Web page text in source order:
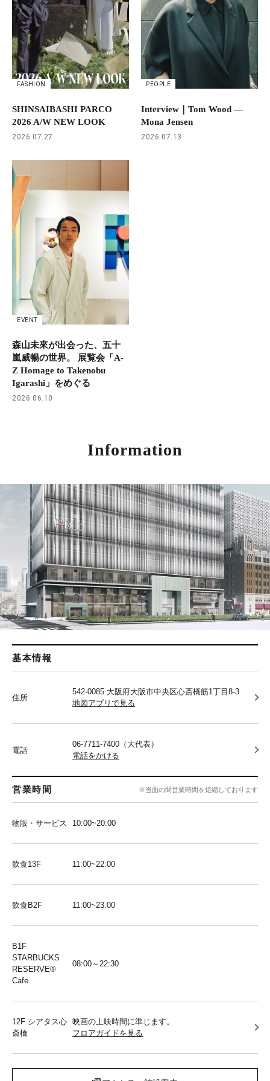
FASHION
SHINSAIBASHI PARCO
2026 A/W NEW LOOK
2026.07.27
PEOPLE
Interview｜Tom Wood —
Mona Jensen
2026.07.13
EVENT
森山未來が出会った、五十
嵐威暢の世界。 展覧会「A-
Z Homage to Takenobu
Igarashi」をめぐる
2026.06.10
Information
基本情報
住所
542-0085 大阪府大阪市中央区心斎橋筋1丁目8-3
地図アプリで見る
電話
06-7711-7400（大代表）
電話をかける
営業時間 ※当面の間営業時間を短縮しております
物販・サービス 10:00~20:00
飲食13F 11:00~22:00
飲食B2F 11:00~23:00
B1F
STARBUCKS
RESERVE®︎
Cafe
08:00～22:30
12F シアタス心
斎橋
映画の上映時間に準じます。
フロアガイドを見る